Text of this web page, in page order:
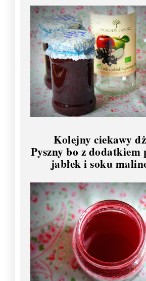
Kolejny ciekawy
Pyszny bo z dodatkiem
jabłek i soku